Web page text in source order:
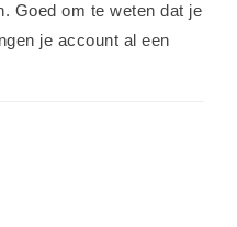
Goed om te weten dat je
je account al een